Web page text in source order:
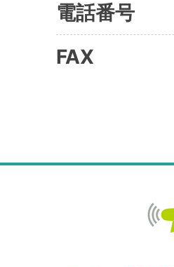
電話番号
FAX